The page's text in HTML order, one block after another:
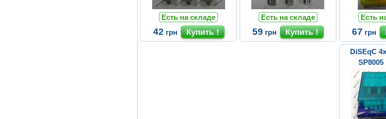
Есть на складе
42 грн
Есть на складе
59 грн
Есть
67 грн
DiSEqC